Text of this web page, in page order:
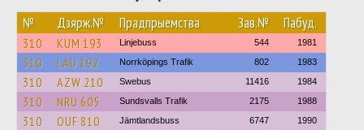
№ Дзярж.№ Прадпрыемства Зав.№ Пабуд.
310 KUM 193 Linjebuss 544 1981
310 LAU 192 Norrköpings Trafik 802 1983
310 AZW 210 Swebus 11416 1984
310 NRU 605 Sundsvalls Trafik 2175 1988
310 OUF 810 Jämtlandsbuss 6747 1990